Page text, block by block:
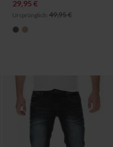
29,95 €
Ursprünglich: 49,95 €